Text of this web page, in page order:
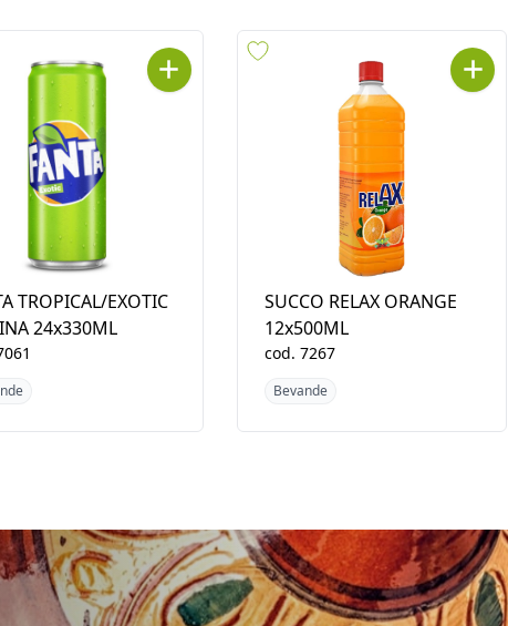
TROPICAL/EXOTIC
24x330ML
SUCCO RELAX ORANGE
12x500ML
cod. 7267
Bevande